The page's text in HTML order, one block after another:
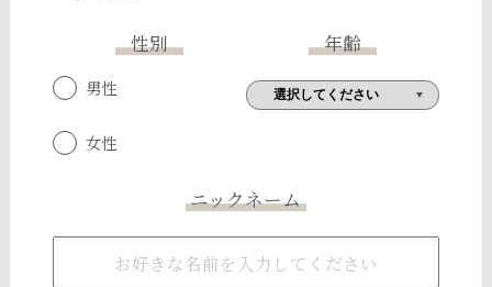
性別
男性
女性
年齢
ニックネーム